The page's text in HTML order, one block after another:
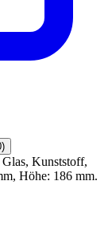
Kunststoff,
Höhe: 186 mm.